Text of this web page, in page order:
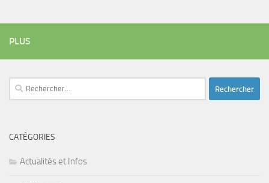
PLUS
Rechercher :
CATÉGORIES
Actualités et Infos